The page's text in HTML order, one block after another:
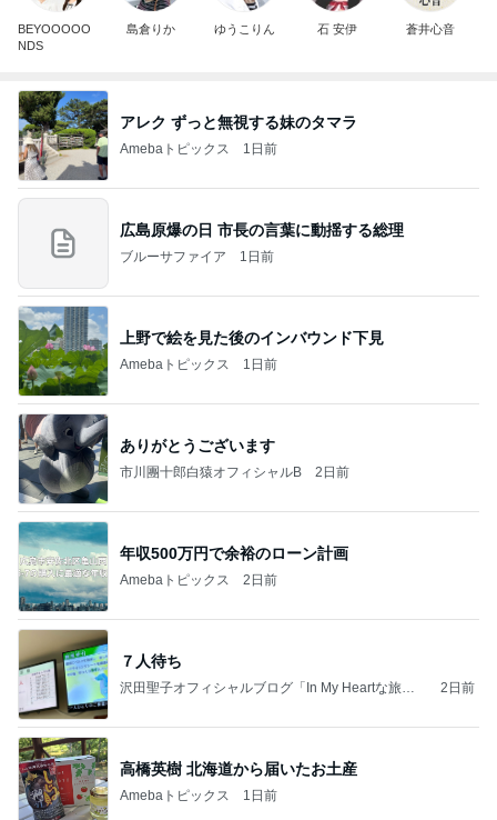
BEYOOOOO
NDS
島倉りか ゆうこりん 石 安伊 蒼井心音
アレク ずっと無視する妹のタマラ
Amebaトピックス 1日前
広島原爆の日 市長の言葉に動揺する総理
ブルーサファイア 1日前
上野で絵を見た後のインバウンド下見
Amebaトピックス 1日前
ありがとうございます
市川團十郎白猿オフィシャルB 2日前
年収500万円で余裕のローン計画
Amebaトピックス 2日前
７人待ち
沢田聖子オフィシャルブログ「In My Heartな旅日
2日前
高橋英樹 北海道から届いたお土産
Amebaトピックス 1日前